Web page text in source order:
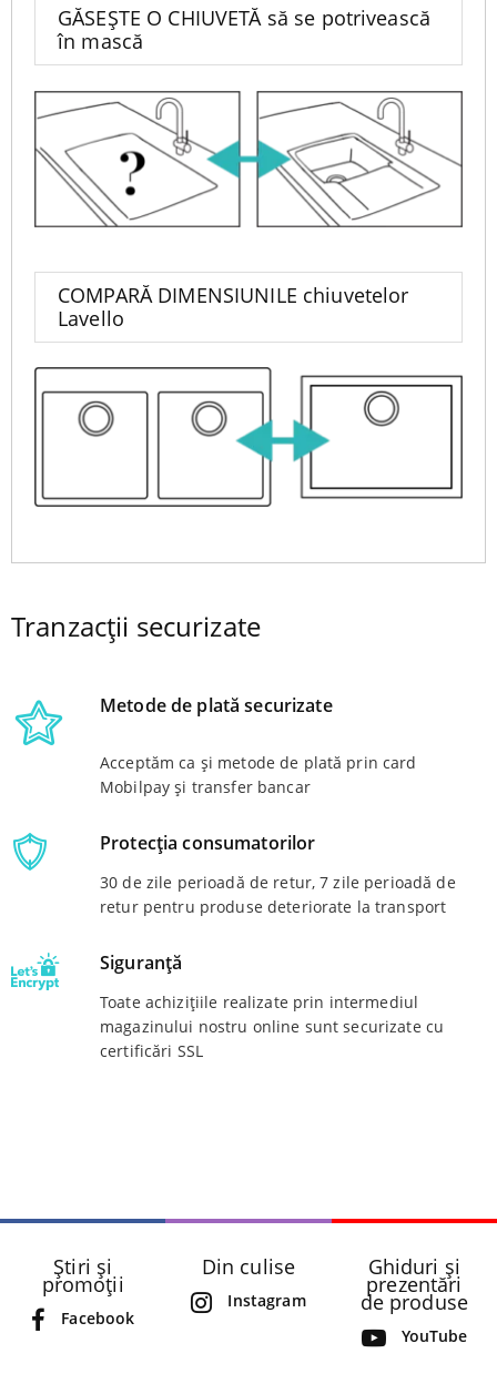
GĂSEȘTE O CHIUVETĂ să se potrivească
în mască
COMPARĂ DIMENSIUNILE chiuvetelor
Lavello
Tranzacții securizate
Metode de plată securizate
Acceptăm ca și metode de plată prin card
Mobilpay și transfer bancar
Protecția consumatorilor
30 de zile perioadă de retur, 7 zile perioadă de
retur pentru produse deteriorate la transport
Siguranță
Toate achizițiile realizate prin intermediul
magazinului nostru online sunt securizate cu
certificări SSL
Știri și
promoții
Facebook
Din culise
Instagram
Ghiduri și
prezentări
de produse
YouTube